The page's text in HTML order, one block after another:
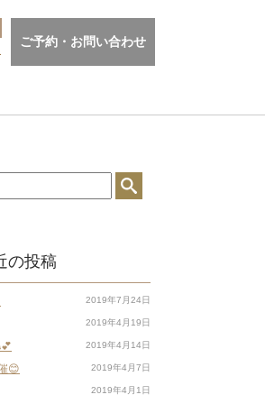
ご予約・お問い合わせ
の投稿
2019年7月24日
2019年4月19日
2019年4月14日
😊 2019年4月7日
2019年4月1日